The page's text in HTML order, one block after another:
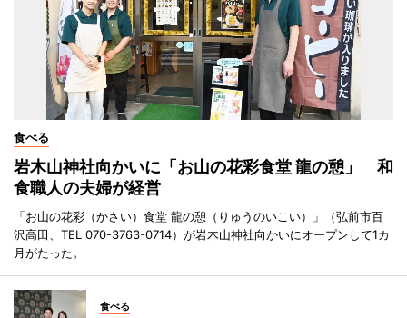
食べる
岩木山神社向かいに「お山の花彩食堂 龍の憩」 和
食職人の夫婦が経営
「お山の花彩（かさい）食堂 龍の憩（りゅうのいこい）」（弘前市百
沢高田、TEL 070-3763-0714）が岩木山神社向かいにオープンして1カ
月がたった。
食べる